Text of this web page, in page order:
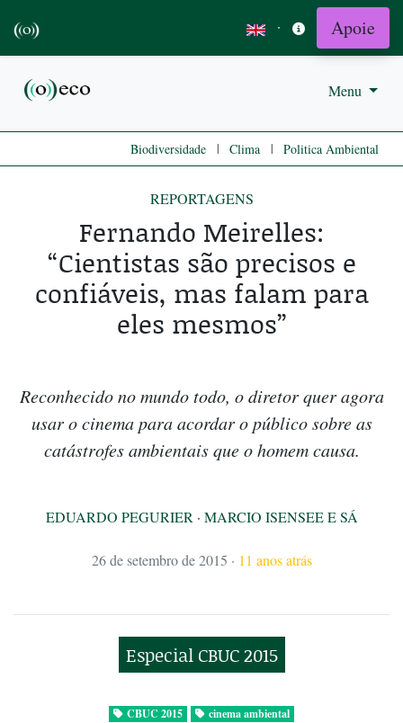
· Apoie
Menu
Biodiversidade | Clima | Politica Ambiental
REPORTAGENS
Fernando Meirelles:
“Cientistas são precisos e
confiáveis, mas falam para
eles mesmos”
Reconhecido no mundo todo, o diretor quer agora
usar o cinema para acordar o público sobre as
catástrofes ambientais que o homem causa.
EDUARDO PEGURIER· MARCIO ISENSEE E SÁ
26 de setembro de 2015 · 11 anos atrás
Especial CBUC 2015
CBUC 2015
cinema ambiental